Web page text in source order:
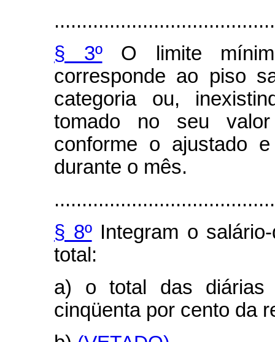
§ 3ºO limite mínimo
corresponde ao piso
categoria ou,
tomado no seu
conforme o ajustado
durante o mês.
§ 8ºIntegram o
total:
a) o total das diárias
cinqüenta por cento da